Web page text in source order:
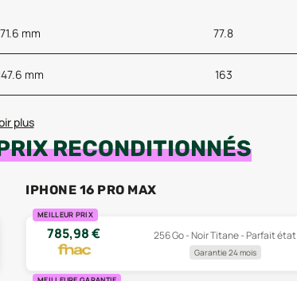
71.6 mm 77.8
mm 163
plus
RECONDITIONNÉS
IPHONE 16 PRO MAX
MEILLEUR PRIX
785,98€ 256 Go - Noir Titane - Parfait état
Garantie 24 mois